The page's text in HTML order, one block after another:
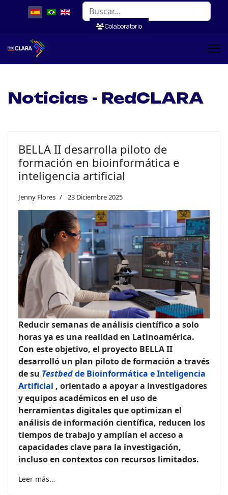
Buscar
Colaboratorio
Noticias - RedCLARA
BELLA II desarrolla piloto de
formación en bioinformática e
inteligencia artificial
Jenny Flores 23 Diciembre 2025
Reducir semanas de análisis científico a solo
horas ya es una realidad en Latinoamérica.
Con este objetivo, el proyecto BELLA II
desarrolló un plan piloto de formación a través
de su Testbedde Bioinformática e Inteligencia
Artificial , orientado a apoyar a investigadores
y equipos académicos en el uso de
herramientas digitales que optimizan el
análisis de información científica, reducen los
tiempos de trabajo y amplían el acceso a
capacidades clave para la investigación,
incluso en contextos con recursos limitados.
Leer más…